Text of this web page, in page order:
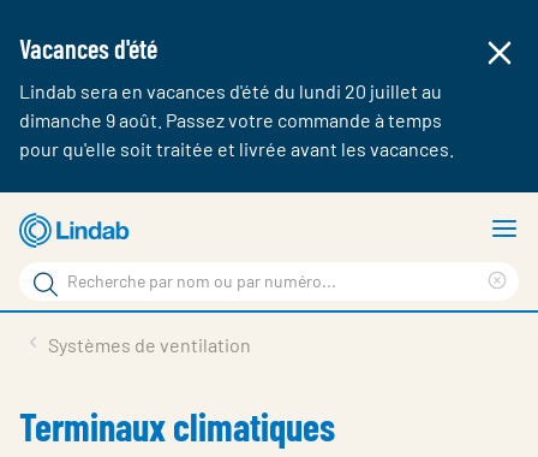
Vacances d'été
Lindab sera en vacances d'été du lundi 20 juillet au
dimanche 9 août. Passez votre commande à temps
pour qu'elle soit traitée et livrée avant les vacances.
Aller
au
contenu
principal
Rechercher
Rechercher
sur
Contact
Systèmes de ventilation
Terminaux climatiques